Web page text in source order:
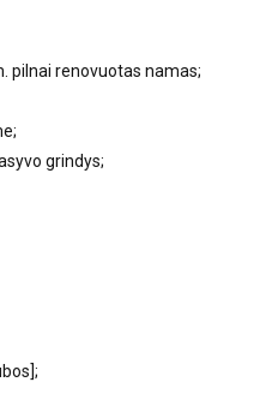
pilnai renovuotas namas;
grindys;